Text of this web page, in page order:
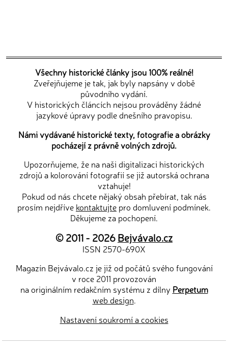
Všechny historické články jsou 100% reálné!
Zveřejňujeme je tak, jak byly napsány v době
původního vydání.
V historických článcích nejsou prováděny žádné
jazykové úpravy podle dnešního pravopisu.
Námi vydávané historické texty, fotografie a obrázky
pocházejí z právně volných zdrojů.
Upozorňujeme, že na naši digitalizaci historických
zdrojů a kolorování fotografií se již autorská ochrana
vztahuje!
Pokud od nás chcete nějaký obsah přebírat, tak nás
prosím nejdříve kontaktujte pro domluvení podmínek.
Děkujeme za pochopení.
© 2011 - 2026Bejvávalo.cz
ISSN 2570-690X
Magazín Bejvávalo.cz je již od počátů svého fungování
v roce 2011 provozován
na originálním redakčním systému z dílny Perpetum
web design.
Nastavení soukromí a cookies